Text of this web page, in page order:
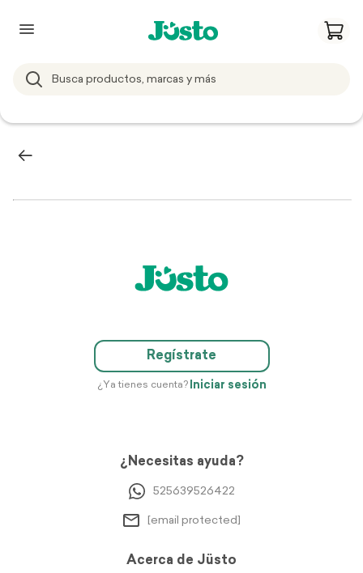
Regístrate
¿Ya tienes cuenta? Iniciar sesión
¿Necesitas ayuda?
525639526422
[email protected]
Acerca de Jüsto